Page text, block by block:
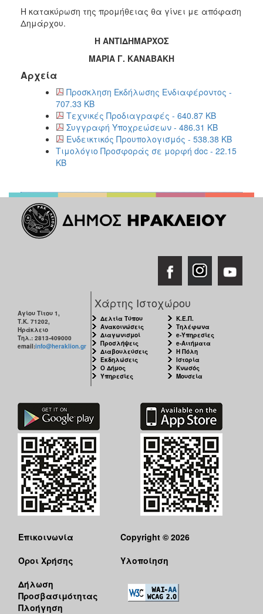
Η κατακύρωση της προμήθειας θα γίνει με απόφαση
Δημάρχου.
Η ΑΝΤΙΔΗΜΑΡΧΟΣ
ΜΑΡΙΑ Γ. ΚΑΝΑΒΑΚΗ
Αρχεία
Προσκληση Εκδήλωσης Ενδιαφέροντος -
707.33 KB
Τεχνικές Προδιαγραφές - 640.87 KB
Συγγραφή Υποχρεώσεων - 486.31 KB
Ενδεικτικός Προυπολογισμός - 538.38 KB
Τιμολόγιο Προσφοράς σε μορφή doc - 22.15
KB
Αγίου Τίτου 1,
Τ.Κ. 71202,
Ηράκλειο
Τηλ.: 2813-409000
email:info@heraklion.gr
Χάρτης Ιστοχώρου
Δελτία Τύπου
Ανακοινώσεις
Διαγωνισμοί
Προσλήψεις
Διαβουλεύσεις
Εκδηλώσεις
Ο Δήμος
Υπηρεσίες
Κ.Ε.Π.
Τηλέφωνα
e-Υπηρεσίες
e-Αιτήματα
Η Πόλη
Ιστορία
Κνωσός
Μουσεία
Επικοινωνία
Όροι Χρήσης
Δήλωση
Προσβασιμότητας
Πλοήγηση
Copyright © 2026
Υλοποίηση